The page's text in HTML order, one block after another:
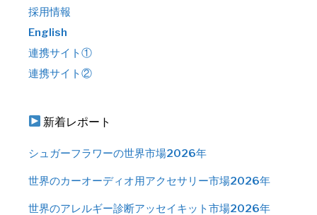
採用情報
English
連携サイト①
連携サイト②
新着レポート
シュガーフラワーの世界市場2026年
世界のカーオーディオ用アクセサリー市場2026年
世界のアレルギー診断アッセイキット市場2026年